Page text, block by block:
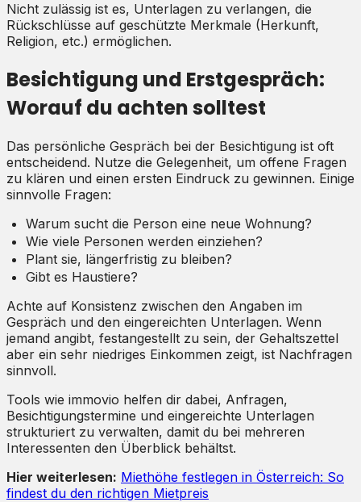
Nicht zulässig ist es, Unterlagen zu verlangen, die
Rückschlüsse auf geschützte Merkmale (Herkunft,
Religion, etc.) ermöglichen.
Besichtigung und Erstgespräch:
Worauf du achten solltest
Das persönliche Gespräch bei der Besichtigung ist oft
entscheidend. Nutze die Gelegenheit, um offene Fragen
zu klären und einen ersten Eindruck zu gewinnen. Einige
sinnvolle Fragen:
Warum sucht die Person eine neue Wohnung?
Wie viele Personen werden einziehen?
Plant sie, längerfristig zu bleiben?
Gibt es Haustiere?
Achte auf Konsistenz zwischen den Angaben im
Gespräch und den eingereichten Unterlagen. Wenn
jemand angibt, festangestellt zu sein, der Gehaltszettel
aber ein sehr niedriges Einkommen zeigt, ist Nachfragen
sinnvoll.
Tools wie immovio helfen dir dabei, Anfragen,
Besichtigungstermine und eingereichte Unterlagen
strukturiert zu verwalten, damit du bei mehreren
Interessenten den Überblick behältst.
Hier weiterlesen: Miethöhe festlegen in Österreich: So
findest du den richtigen Mietpreis